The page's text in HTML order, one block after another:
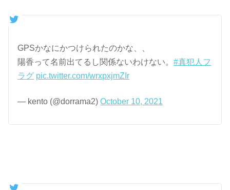
GPSかなにかつけられたのかな、、
陽香って名前出てるし関係ないわけない。#真犯人フ
ラグ pic.twitter.com/wrxpxjmZIr
— kento (@dorrama2)October 10, 2021